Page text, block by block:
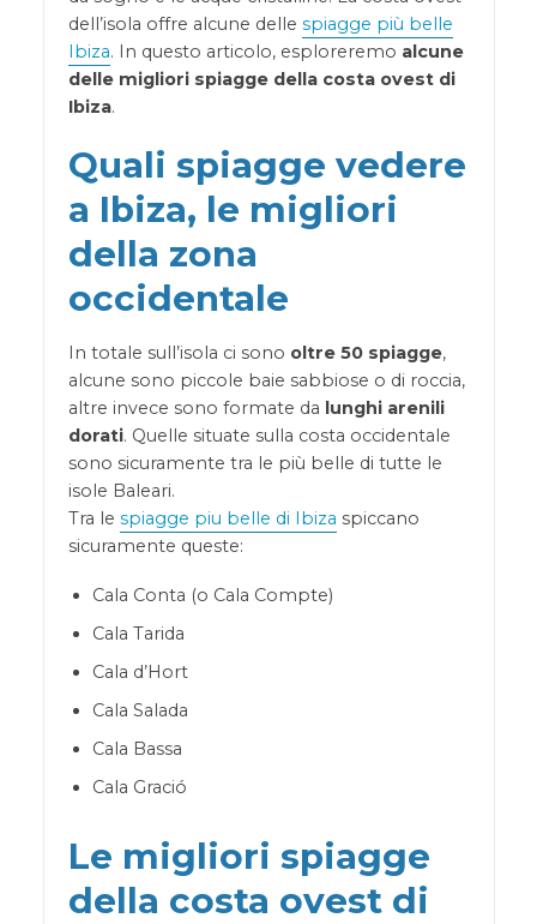
dell’isola offre alcune delle spiagge più belle
Ibiza. In questo articolo, esploreremo alcune
delle migliori spiagge della costa ovest di
Ibiza.
Quali spiagge vedere
a Ibiza, le migliori
della zona
occidentale
In totale sull’isola ci sono oltre 50 spiagge,
alcune sono piccole baie sabbiose o di roccia,
altre invece sono formate da lunghi arenili
dorati. Quelle situate sulla costa occidentale
sono sicuramente tra le più belle di tutte le
isole Baleari.
Tra le spiagge piu belle di Ibiza spiccano
sicuramente queste:
Cala Conta (o Cala Compte)
Cala Tarida
Cala d’Hort
Cala Salada
Cala Bassa
Cala Gració
Le migliori spiagge
della costa ovest di